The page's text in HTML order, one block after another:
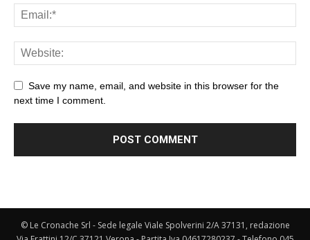
Save my name, email, and website in this browser for the
next time I comment.
© Le Cronache Srl - Sede legale Viale Spolverini 2/A 37131, redazione